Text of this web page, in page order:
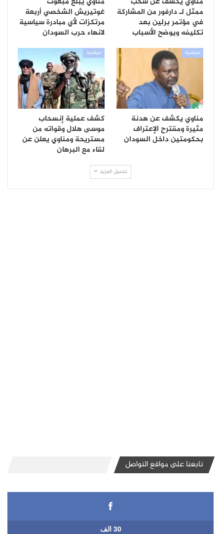
ممثل لـ دارفور من المشاركة
في مؤتمر برلين بعد
تكليفه ويوضح الأسباب
غوتيريش الشخصي أربعة
مرتكزات لأي مبادرة سياسية
لانهاء حرب السودان
سياسية
مناوي يكشف عن هدنة
مثيرة ومقترح الإعتراف
بحكومتين داخل السودان
سياسية
كشف عملية إنسحاب
موسى هلال وقواته من
مستريحة ومناوي يعلن عن
لقاء مع البرهان
تحميل المزيد
تابعنا على مواقع التواصل
30 الف